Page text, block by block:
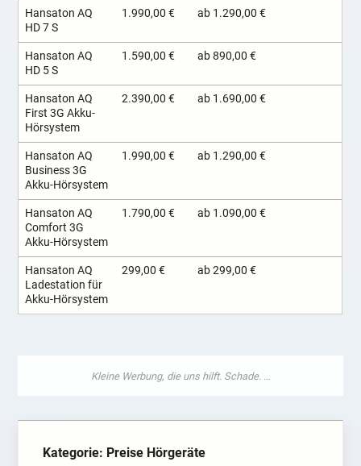
Hansaton AQ
HD 7 S
1.990,00 € ab 1.290,00 €
Hansaton AQ
HD 5 S
1.590,00 € ab 890,00 €
Hansaton AQ
First 3G Akku-
Hörsystem
2.390,00 € ab 1.690,00 €
Hansaton AQ
Business 3G
Akku-Hörsystem
1.990,00 € ab 1.290,00 €
Hansaton AQ
Comfort 3G
Akku-Hörsystem
1.790,00 € ab 1.090,00 €
Hansaton AQ
Ladestation für
Akku-Hörsystem
299,00 € ab 299,00 €
Kategorie: Preise Hörgeräte